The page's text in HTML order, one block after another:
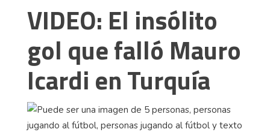
VIDEO: El insólito
gol que falló Mauro
Icardi en Turquía